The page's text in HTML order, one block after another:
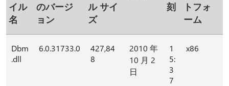
イル
名
のバージ
ョン
ル サイ
ズ
刻
トフォ
ーム
Dbm
.dll
6.0.31733.0
427,84
8
2010 年
10 月 2
日
1
5:
3
7
x86